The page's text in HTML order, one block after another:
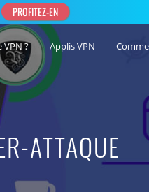
? Applis VPN
ATTAQUE